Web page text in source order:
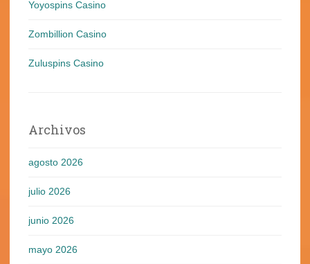
Yoyospins Casino
Zombillion Casino
Zuluspins Casino
Archivos
agosto 2026
julio 2026
junio 2026
mayo 2026